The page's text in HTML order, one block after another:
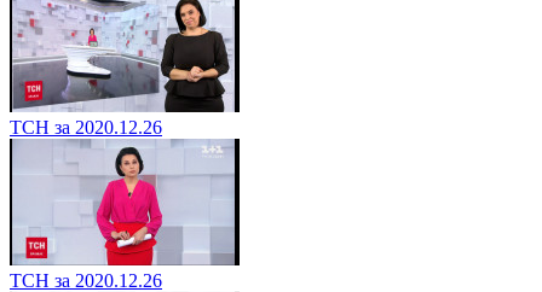
ТСН за 2020.12.26
ТСН за 2020.12.26